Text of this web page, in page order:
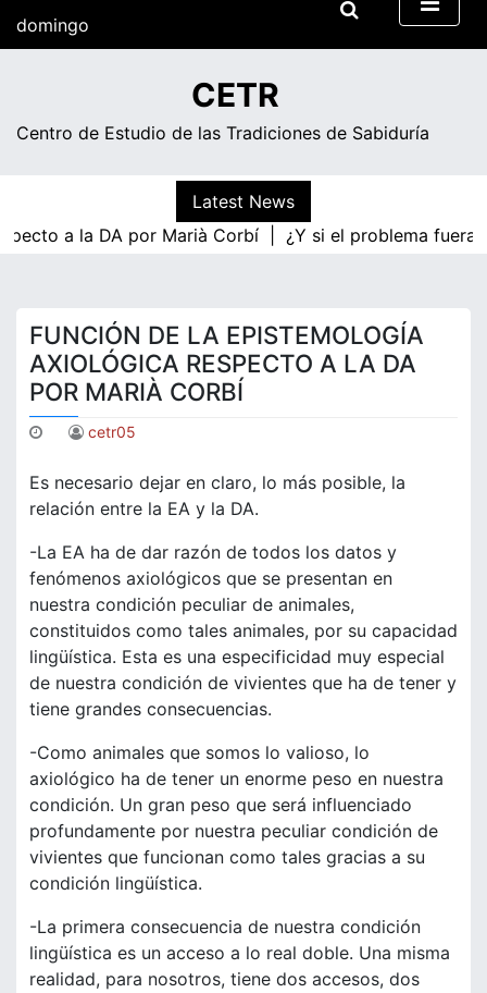
domingo
CETR
Centro de Estudio de las Tradiciones de Sabiduría
Latest News
a la DA por Marià Corbí |
¿Y si el problema
FUNCIÓN DE LA EPISTEMOLOGÍA
AXIOLÓGICA RESPECTO A LA DA
POR MARIÀ CORBÍ
cetr05
Es necesario dejar en claro, lo más posible, la
relación entre la EA y la DA.
-La EA ha de dar razón de todos los datos y
fenómenos axiológicos que se presentan en
nuestra condición peculiar de animales,
constituidos como tales animales, por su capacidad
lingüística. Esta es una especificidad muy especial
de nuestra condición de vivientes que ha de tener y
tiene grandes consecuencias.
-Como animales que somos lo valioso, lo
axiológico ha de tener un enorme peso en nuestra
condición. Un gran peso que será influenciado
profundamente por nuestra peculiar condición de
vivientes que funcionan como tales gracias a su
condición lingüística.
-La primera consecuencia de nuestra condición
lingüística es un acceso a lo real doble. Una misma
realidad, para nosotros, tiene dos accesos, dos